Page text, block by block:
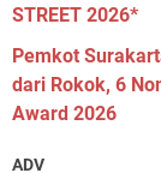
STREET 2026*
Pemkot
dari Rokok, 6
Award 2026
ADV